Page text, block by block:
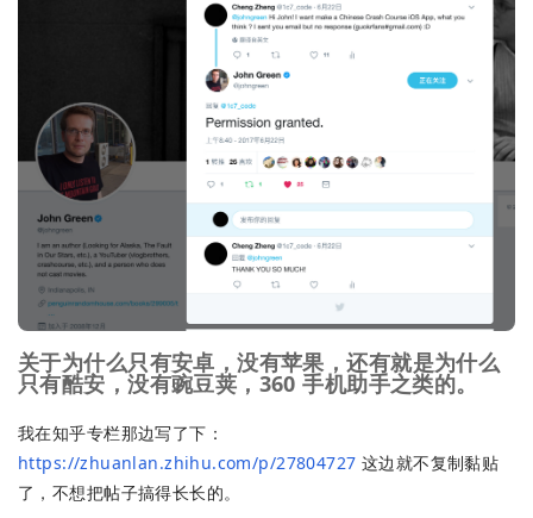
关于为什么只有安卓，没有苹果，还有就是为什么
只有酷安，没有豌豆荚，360 手机助手之类的。
我在知乎专栏那边写了下：
https://zhuanlan.zhihu.com/p/27804727 这边就不复制黏贴
了，不想把帖子搞得长长的。